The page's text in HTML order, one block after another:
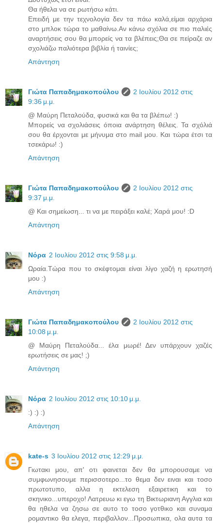
Θα ήθελα να σε ρωτήσω κάτι.
Επειδή με την τεχνολογία δεν τα πάω καλά,είμαι αρχάρια
στο μπλοκ τώρα το μαθαίνω.Αν κάνω σχόλια σε πιο παλιές
αναρτήσεις σου θα μπορείς να τα βλέπεις;Θα σε πείραζε αν
σχολιάζω παλιότερα βιβλία ή ταινίες;
Απάντηση
Γιώτα Παπαδημακοπούλου
2 Ιουλίου 2012 στις
9:36 μ.μ.
@ Μαύρη Πεταλούδα, φυσικά και θα τα βλέπω! :)
Μπορείς να σχολιάσεις όποια ανάρτηση θέλεις. Τα σχόλιά
σου θα έρχονται με μήνυμα στο mail μου. Και τώρα έτσι τα
τσεκάρω! :)
Απάντηση
Γιώτα Παπαδημακοπούλου
2 Ιουλίου 2012 στις
9:37 μ.μ.
@ Και σημείωση... τι να με πειράξει καλέ; Χαρά μου! :D
Απάντηση
Νόρα 2 Ιουλίου 2012 στις 9:58 μ.μ.
Ωραία.Τώρα που το σκέφτομαι είναι λίγο χαζή η ερωτησή
μου :)
Απάντηση
Γιώτα Παπαδημακοπούλου
2 Ιουλίου 2012 στις
10:08 μ.μ.
@ Μαύρη Πεταλούδα... έλα μωρέ! Δεν υπάρχουν χαζές
ερωτήσεις σε μας! ;)
Απάντηση
Νόρα 2 Ιουλίου 2012 στις 10:10 μ.μ.
:) :) :)
Απάντηση
kate-s 3 Ιουλίου 2012 στις 12:29 μ.μ.
Γιωτακι μου, απ' οτι φαινεται δεν θα μπορουσαμε να
συμφωνησουμε περισσοτερο...το θεμα δεν ειναι και τοσο
πρωτοτυπο, αλλα η εκτελεση εξαιρετικη και το
σκηνικο...υπεροχο! Λατρευω κι εγω τη Βικτωριανη Αγγλια και
θα ηθελα να ζησω σε αυτο το τοσο γοτθικο και συναμα
ρομαντικο θα ελεγα, περιβαλλον...Προσωπικα, ολα αυτα τα